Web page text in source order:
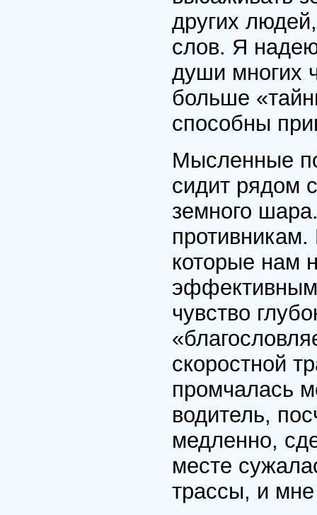
других
слов. Я
души многих
больше
способны
Мысленные
сидит рядом
земного
которые нам
чувство
скоростной
промчалась
водитель,
медленно,
месте
трассы, и